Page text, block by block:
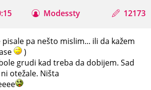
Modessty 12173
pa nešto mislim... ili da kažem
)
grudi kad treba da dobijem. Sad
otežale. Ništa